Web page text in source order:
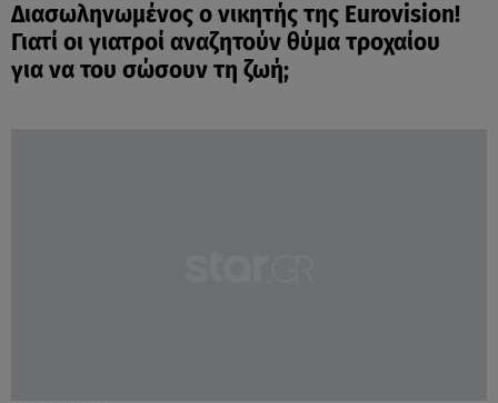
Διασωληνωμένος ο νικητής της Eurovision!
Γιατί οι γιατροί αναζητούν θύμα τροχαίου
για να του σώσουν τη ζωή;